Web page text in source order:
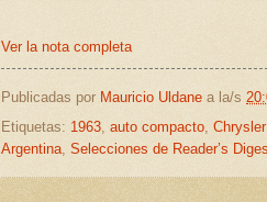
Ver la nota completa
Publicadas por Mauricio Uldane a la/s
Etiquetas: 1963 auto compacto
Argentina Selecciones de Reader’s